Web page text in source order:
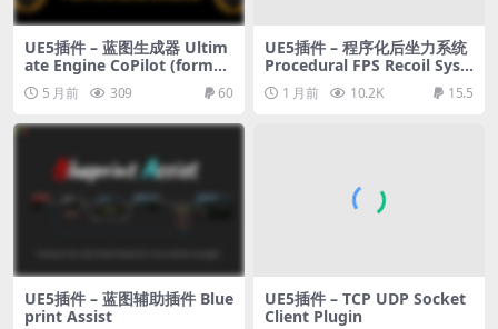
UE5插件 – 蓝图生成器 Ultim
ate Engine CoPilot (formerl
y Ultimate Blueprint Gener
ator)5 月前 309 60
UE5插件 – 程序化后坐力系统
Procedural FPS Recoil Syst
em1 月前 10.2K 15.5
UE5插件 – 蓝图辅助插件 Blue
print Assist
UE5插件 – TCP UDP Socket
Client Plugin